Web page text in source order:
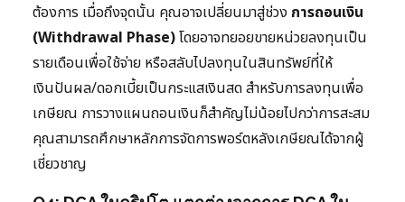
ต้องการ เมื่อถึงจุดนั้น คุณอาจเปลี่ยนมาสู่ช่วง การถอนเงิน
(Withdrawal Phase)โดยอาจทยอยขายหน่วยลงทุนเป็น
รายเดือนเพื่อใช้จ่าย หรือสลับไปลงทุนในสินทรัพย์ที่ให้
เงินปันผล/ดอกเบี้ยเป็นกระแสเงินสด สำหรับการลงทุนเพื่อ
เกษียณ การวางแผนถอนเงินก็สำคัญไม่น้อยไปกว่าการสะสม
คุณสามารถศึกษาหลักการจัดการพอร์ตหลังเกษียณได้จากผู้
เชี่ยวชาญ